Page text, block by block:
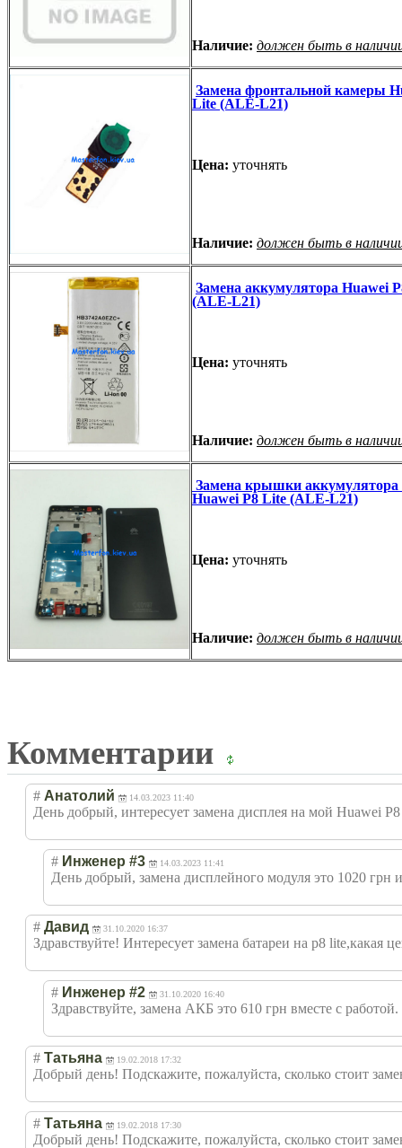
Наличие: должен быть в
Замена фронтальной камеры
Lite (ALE-L21)
Цена: уточнять
Наличие: должен быть в
Замена аккумулятора Huawei
(ALE-L21)
Цена: уточнять
Наличие: должен быть в
Замена крышки аккумулятора
Huawei P8 Lite (ALE-L21)
Цена: уточнять
Наличие: должен быть в
Комментарии
# Анатолий 14.03.2023 11:40
День добрый, интересует замена дисплея на мой Huawei
# Инженер #3 14.03.2023 11:41
День добрый, замена дисплейного модуля это 1020 грн
# Давид 31.10.2020 16:37
Здравствуйте! Интересует замена батареи на p8 lite,какая
# Инженер #2 31.10.2020 16:40
Здравствуйте, замена АКБ это 610 грн вместе с работой.
# Татьяна 19.02.2018 17:32
Добрый день! Подскажите, пожалуйста, сколько стоит
# Татьяна 19.02.2018 17:30
Добрый день! Подскажите, пожалуйста, сколько стоит